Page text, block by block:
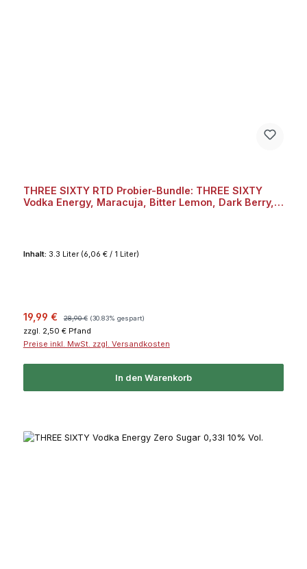
THREE SIXTY RTD Probier-Bundle: THREE SIXTY
Vodka Energy, Maracuja, Bitter Lemon, Dark Berry,
Inhalt: 3.3 Liter (6,06 € / 1 Liter)
Verkaufspreis:
19,99 € 28,90 € (30.83% gespart)
zzgl. 2,50 € Pfand
Preise inkl. MwSt. zzgl. Versandkosten
In den Warenkorb